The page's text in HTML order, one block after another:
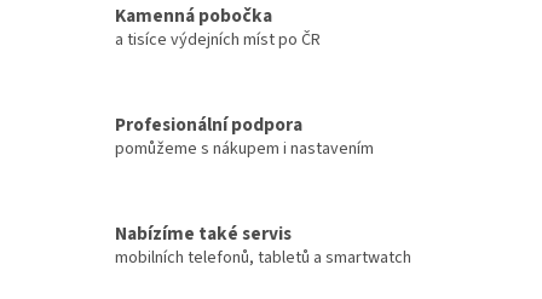
Kamenná pobočka
a tisíce výdejních míst po ČR
Profesionální podpora
pomůžeme s nákupem i nastavením
Nabízíme také servis
mobilních telefonů, tabletů a smartwatch